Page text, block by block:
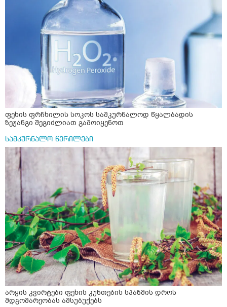
ფეხის ფრჩხილის სოკოს სამკურნალოდ წყალბადის
ზეჟანგი შეგიძლიათ გამოიყენოთ
სამკურნალო წერილები
არყის კვირტები ფეხის კუნთების სპაზმის დროს
მდგომარეობას ამსუბუქებს